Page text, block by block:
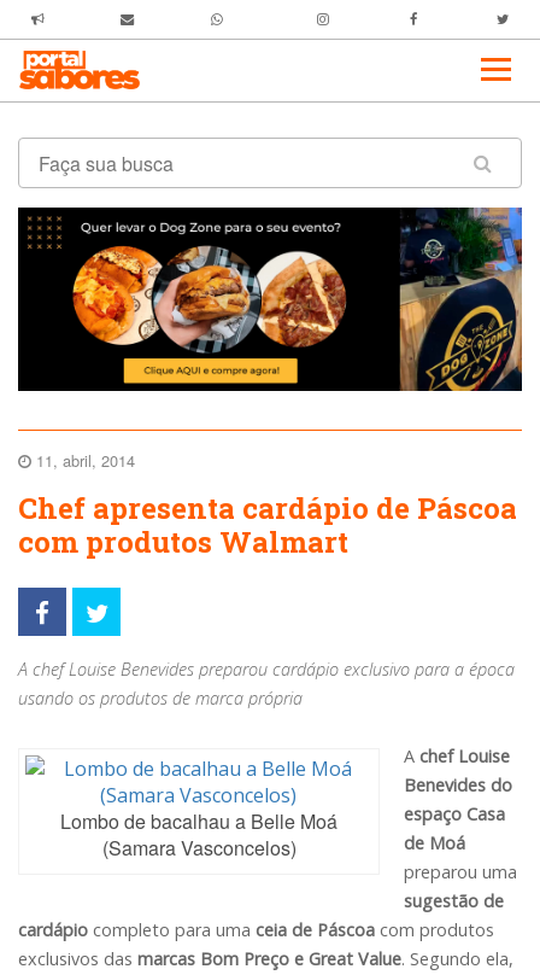
11, abril, 2014
Chef apresenta cardápio de Páscoa
com produtos Walmart
A chef Louise Benevides preparou cardápio exclusivo para a época
usando os produtos de marca própria
Lombo de bacalhau a Belle Moá
(Samara Vasconcelos)
A chef Louise
Benevides do
espaço Casa
de Moá
preparou uma
sugestão de
cardápio completo para uma ceia de Páscoa com produtos
exclusivos das marcas Bom Preço e Great Value. Segundo ela,